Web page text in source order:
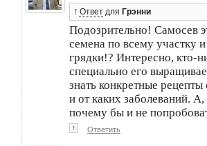
↑ Ответ для Грэнни
Подозрительно! Самосев
семена по всему участку
грядки!? Интересно, кто-
специально его
знать конкретные
и от каких заболеваний.
почему бы и не
↑ Ответить